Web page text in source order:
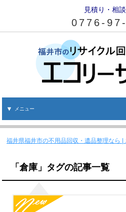
見積り・相
0776-
メニュー
福井県福井市の不用品回収・遺品整理なら |
「倉庫」タグの記事一覧